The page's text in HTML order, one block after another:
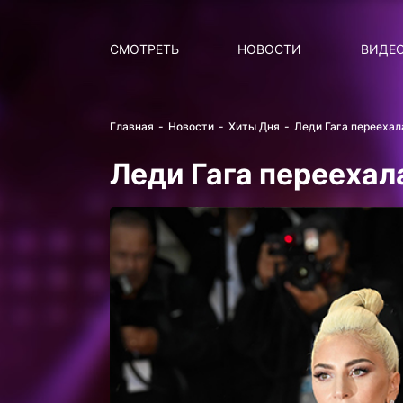
СМОТРЕТЬ НОВОСТИ
Главная Новости Хиты Дня Леди Гага
Леди Гага